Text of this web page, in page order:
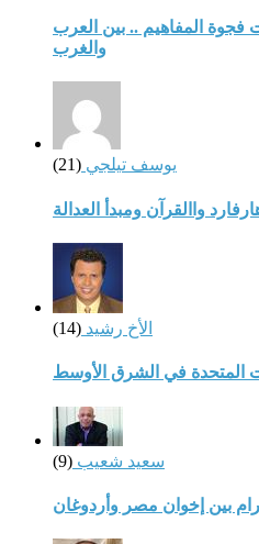
فجوة المفاهيم .. بين العرب
والغرب
يوسف تيلجي (21)
واالقرآن ومبدأ العدالة
الأخ رشيد (14)
المتحدة في الشرق الأوسط
سعيد شعيب (9)
بين إخوان مصر وأردوغان